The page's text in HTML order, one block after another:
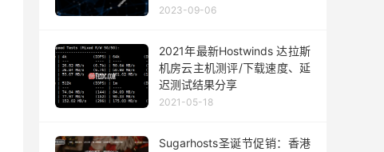
tiktok/netflix等流媒体，折后
2023-09-06
2021年最新Hostwinds 达拉斯
机房云主机测评/下载速度、延
迟测试结果分享
2021-05-18
Sugarhosts圣诞节促销：香港